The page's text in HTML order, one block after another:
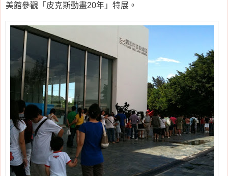
美館參觀「皮克斯動畫20年」特展。